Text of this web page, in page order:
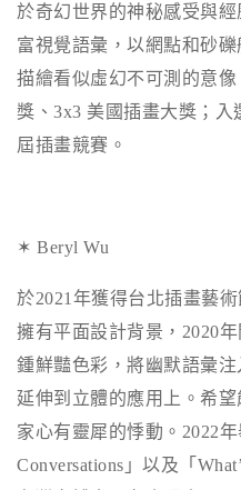
於奇幻世界的神秘感受與
富視覺語彙，以網點和砂
描繪看似虛幻不可測的意
獎、 3x3 美國插畫大獎；入
屆插畫競賽。
✶ Beryl Wu
於2021 年獲得台北插畫藝
擁有平面設計背景， 2020
鍾鮮豔色彩，將幽默語彙
延伸到立體的應用上。希
家心有靈犀的悸動。 2022年
Conversations 」以及「